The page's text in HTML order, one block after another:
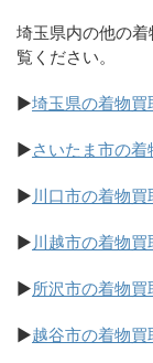
埼玉県内の他の
覧ください。
▶埼玉県の着物買
▶さいたま市の着
▶川口市の着物買
▶川越市の着物買
▶所沢市の着物買
▶越谷市の着物買